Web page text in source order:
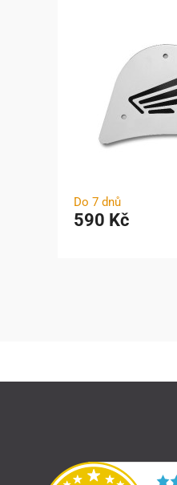
Do 7 dnů
590 Kč